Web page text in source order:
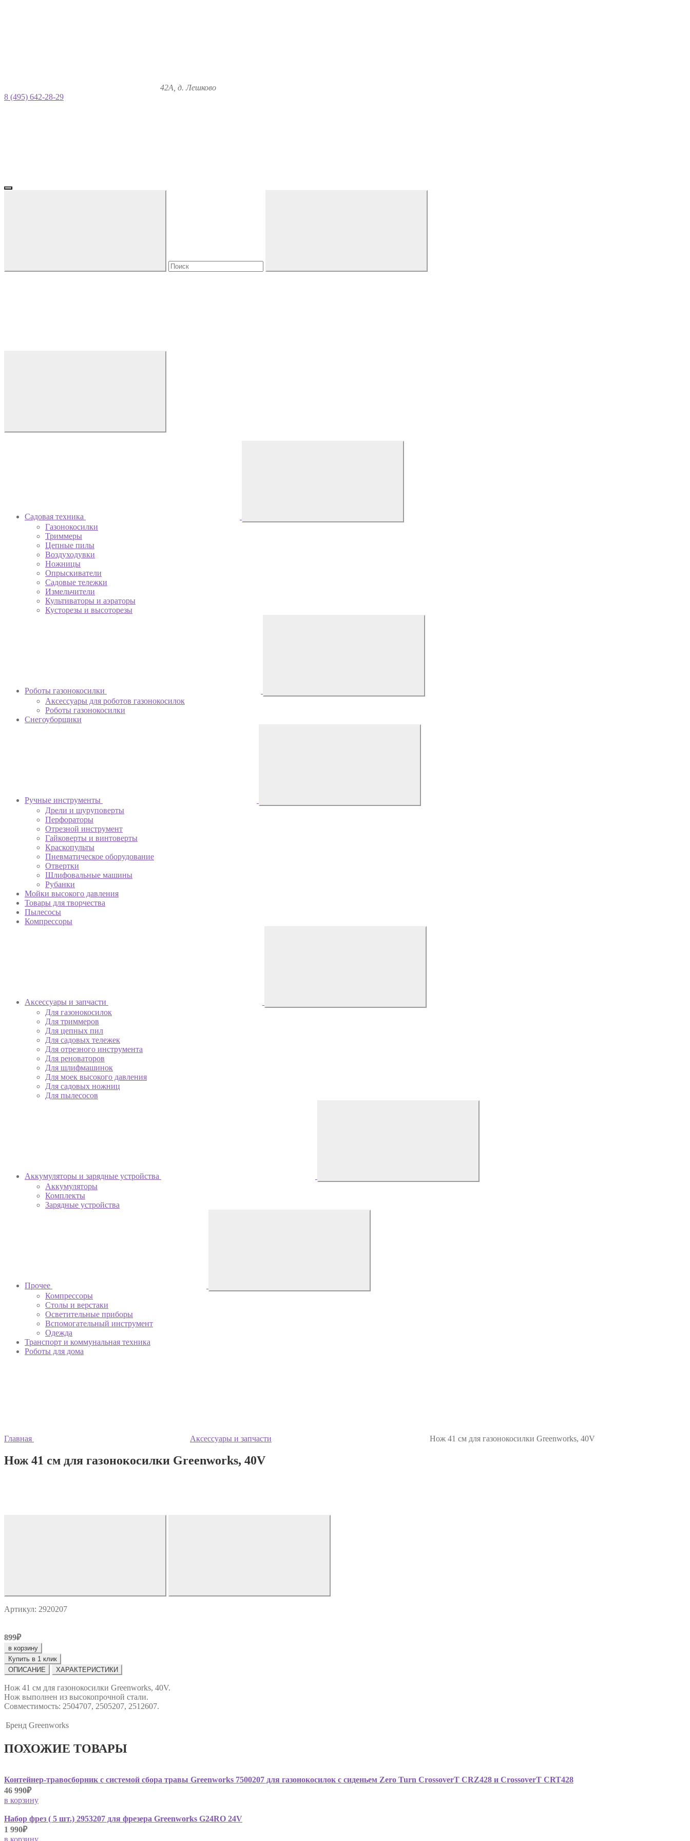
42А, д. Лешково
8 (495) 642-28-29
Садовая техника
Газонокосилки
Триммеры
Цепные пилы
Воздуходувки
Ножницы
Опрыскиватели
Садовые тележки
Измельчители
Культиваторы и аэраторы
Кусторезы и высоторезы
Роботы газонокосилки
Аксессуары для роботов газонокосилок
Роботы газонокосилки
Снегоуборщики
Ручные инструменты
Дрели и шуруповерты
Перфораторы
Отрезной инструмент
Гайковерты и винтоверты
Краскопульты
Пневматическое оборудование
Отвертки
Шлифовальные машины
Рубанки
Мойки высокого давления
Товары для творчества
Пылесосы
Компрессоры
Аксессуары и запчасти
Для газонокосилок
Для триммеров
Для цепных пил
Для садовых тележек
Для отрезного инструмента
Для реноваторов
Для шлифмашинок
Для моек высокого давления
Для садовых ножниц
Для пылесосов
Аккумуляторы и зарядные устройства
Аккумуляторы
Комплекты
Зарядные устройства
Прочее
Компрессоры
Столы и верстаки
Осветительные приборы
Вспомогательный инструмент
Одежда
Транспорт и коммунальная техника
Роботы для дома
Главная Аксессуары и запчасти Нож 41 см для газонокосилки Greenworks, 40V
Нож 41 см для газонокосилки Greenworks, 40V
Артикул: 2920207
899₽
в корзину
Купить в 1 клик
ОПИСАНИЕ
ХАРАКТЕРИСТИКИ
Нож 41 см для газонокосилки Greenworks, 40V.
Нож выполнен из высокопрочной стали.
Совместимость: 2504707, 2505207, 2512607.
Бренд Greenworks
ПОХОЖИЕ ТОВАРЫ
Контейнер-травосборник с системой сбора травы Greenworks 7500207 для газонокосилок с сиденьем Zero Turn CrossoverT CRZ428 и CrossoverT CRT428
46 990₽
в корзину
Набор фрез ( 5 шт.) 2953207 для фрезера Greenworks G24RO 24V
1 990₽
в корзину